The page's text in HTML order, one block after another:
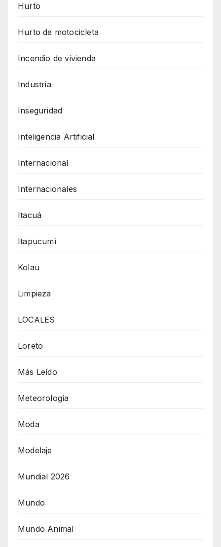
Hurto
Hurto de motocicleta
Incendio de vivienda
Industria
Inseguridad
Inteligencia Artificial
Internacional
Internacionales
Itacuá
Itapucumí
Kolau
Limpieza
LOCALES
Loreto
Más Leído
Meteorología
Moda
Modelaje
Mundial 2026
Mundo
Mundo Animal